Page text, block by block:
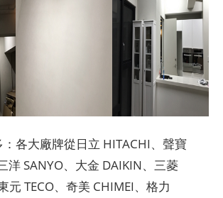
各大廠牌從日立 HITACHI、聲寶
洋 SANYO、大金 DAIKIN、三菱
元 TECO、奇美 CHIMEI、格力